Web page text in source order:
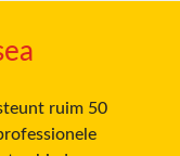
ruim 50